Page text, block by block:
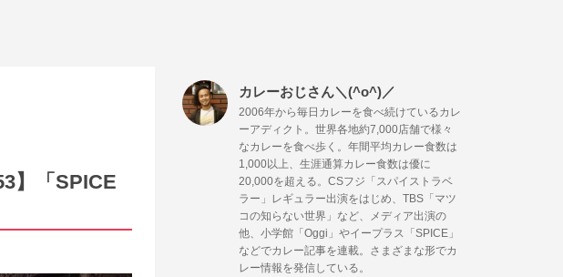
】「SPICE
カレーおじさん＼(^o^)／
2006年から毎日カレーを食べ続けているカレ
ーアディクト。世界各地約7,000店舗で様々
なカレーを食べ歩く。年間平均カレー食数は
1,000以上、生涯通算カレー食数は優に
20,000を超える。CSフジ「スパイストラベ
ラー」レギュラー出演をはじめ、TBS「マツ
コの知らない世界」など、メディア出演の
他、小学館「Oggi」やイープラス「SPICE」
などでカレー記事を連載。さまざまな形でカ
レー情報を発信している。